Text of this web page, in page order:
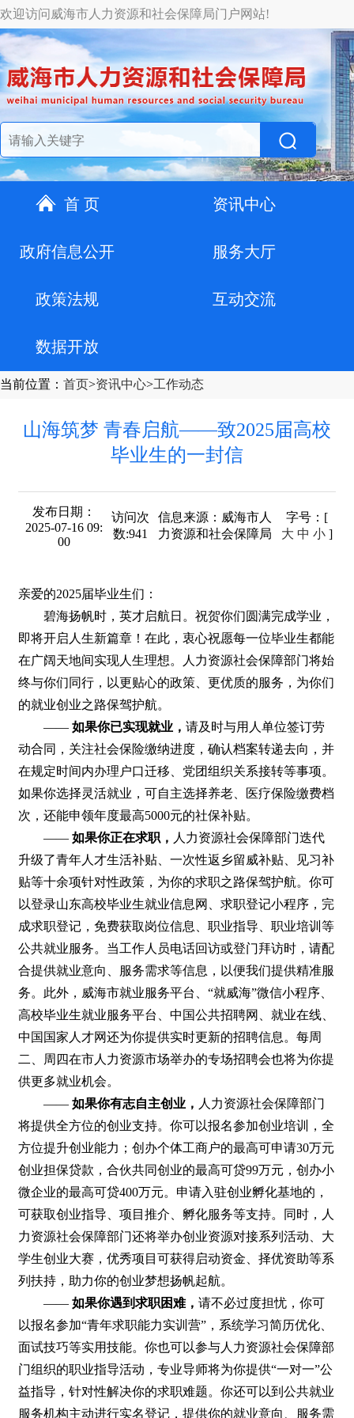
欢迎访问威海市人力资源和社会保障局门户网站!
首 页 资讯中心
政府信息公开 服务大厅
政策法规 互动交流
数据开放
当前位置 ： 首页>资讯中心>工作动态
山海筑梦 青春启航——致2025届高校
毕业生的一封信
发布日期：
2025-07-16 09:
00
访问次
数:941
信息来源： 威海市人
力资源和社会保障局
字号 ：[
大 中 小 ]
亲爱的2025届毕业生们：
碧海扬帆时，英才启航日。祝贺你们圆满完成学业，
即将开启人生新篇章！在此，衷心祝愿每一位毕业生都能
在广阔天地间实现人生理想。人力资源社会保障部门将始
终与你们同行，以更贴心的政策、更优质的服务，为你们
的就业创业之路保驾护航。
—— 如果你已实现就业， 请及时与用人单位签订劳
动合同，关注社会保险缴纳进度，确认档案转递去向，并
在规定时间内办理户口迁移、党团组织关系接转等事项。
如果你选择灵活就业，可自主选择养老、医疗保险缴费档
次，还能申领年度最高5000元的社保补贴。
—— 如果你正在求职， 人力资源社会保障部门迭代
升级了青年人才生活补贴、一次性返乡留威补贴、见习补
贴等十余项针对性政策，为你的求职之路保驾护航。你可
以登录山东高校毕业生就业信息网、求职登记小程序，完
成求职登记，免费获取岗位信息、职业指导、职业培训等
公共就业服务。当工作人员电话回访或登门拜访时，请配
合提供就业意向、服务需求等信息，以便我们提供精准服
务。此外，威海市就业服务平台、“就威海”微信小程序、
高校毕业生就业服务平台、中国公共招聘网、就业在线、
中国国家人才网还为你提供实时更新的招聘信息。每周
二、周四在市人力资源市场举办的专场招聘会也将为你提
供更多就业机会。
—— 如果你有志自主创业， 人力资源社会保障部门
将提供全方位的创业支持。你可以报名参加创业培训，全
方位提升创业能力；创办个体工商户的最高可申请30万元
创业担保贷款，合伙共同创业的最高可贷99万元，创办小
微企业的最高可贷400万元。申请入驻创业孵化基地的，
可获取创业指导、项目推介、孵化服务等支持。同时，人
力资源社会保障部门还将举办创业资源对接系列活动、大
学生创业大赛，优秀项目可获得启动资金、择优资助等系
列扶持，助力你的创业梦想扬帆起航。
—— 如果你遇到求职困难， 请不必过度担忧，你可
以报名参加“青年求职能力实训营”，系统学习简历优化、
面试技巧等实用技能。你也可以参与人力资源社会保障部
门组织的职业指导活动，专业导师将为你提供“一对一”公
益指导，针对性解决你的求职难题。你还可以到公共就业
服务机构主动进行实名登记，提供你的就业意向、服务需